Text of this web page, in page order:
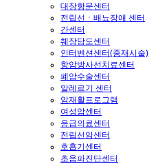
대장항문센터
전립선ㆍ배뇨장애 센터
간센터
췌장담도센터
인터벤션센터(중재시술)
항암방사선치료센터
폐암수술센터
알레르기 센터
암재활프로그램
여성암센터
응급의료센터
전립선암센터
호흡기센터
초음파진단센터